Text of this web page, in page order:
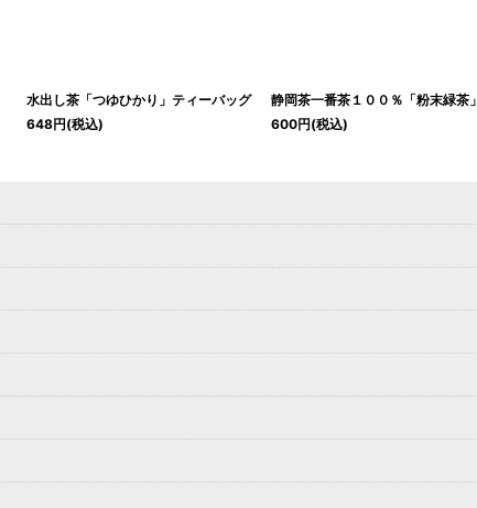
水出し茶「つゆひかり」ティーバッグ
648円(税込)
静岡茶一番茶１００％「粉末緑茶」
600円(税込)